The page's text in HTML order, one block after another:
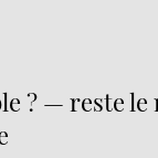
? — reste le